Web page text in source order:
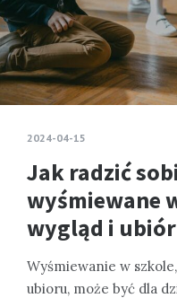
2024-04-15
Jak radzić
wyśmiewane
wygląd i ubiór
Wyśmiewanie w
ubioru, może być dla